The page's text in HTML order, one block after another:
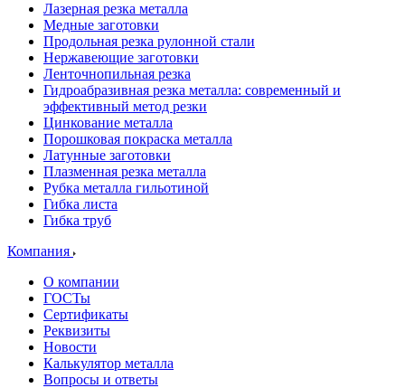
Лазерная резка металла
Медные заготовки
Продольная резка рулонной стали
Нержавеющие заготовки
Ленточнопильная резка
Гидроабразивная резка металла: современный и
эффективный метод резки
Цинкование металла
Порошковая покраска металла
Латунные заготовки
Плазменная резка металла
Рубка металла гильотиной
Гибка листа
Гибка труб
Компания
О компании
ГОСТы
Сертификаты
Реквизиты
Новости
Калькулятор металла
Вопросы и ответы